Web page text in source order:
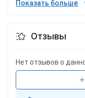
комплекте (на
Показать больше
Отзывы
Нет отзывов о